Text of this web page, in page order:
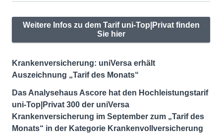
Weitere Infos zu dem Tarif uni-Top|Privat finden
Sie hier
Krankenversicherung: uniVersa erhält
Auszeichnung „Tarif des Monats“
Das Analysehaus Ascore hat den Hochleistungstarif
uni-Top|Privat 300 der uniVersa
Krankenversicherung im September zum „Tarif des
Monats“ in der Kategorie Krankenvollversicherung